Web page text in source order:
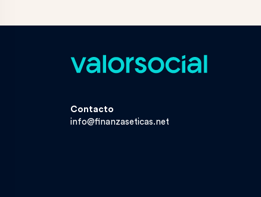
Contacto
info@finanzaseticas.net